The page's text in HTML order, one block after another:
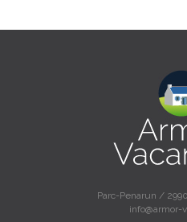
Parc-Penarun /
info@armor-